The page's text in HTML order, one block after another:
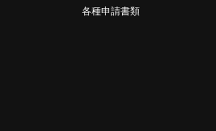
各種申請書類